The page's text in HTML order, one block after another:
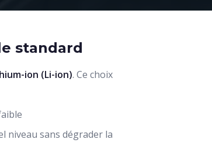
standard
ion (Li-ion). Ce choix
niveau sans dégrader la